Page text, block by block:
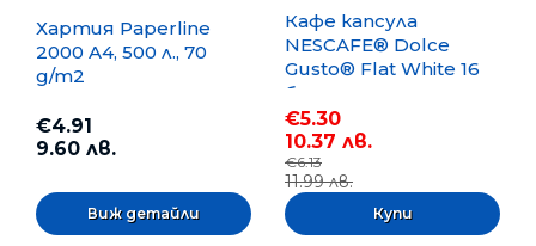
Хартия Paperline
2000 A4, 500 л., 70
g/m2
€4.91
9.60 лв.
Виж детайли
Кафе капсула
NESCAFE® Dolce
Gusto® Flat White 16
бр.
€5.30
10.37 лв.
€6.13
11.99 лв.